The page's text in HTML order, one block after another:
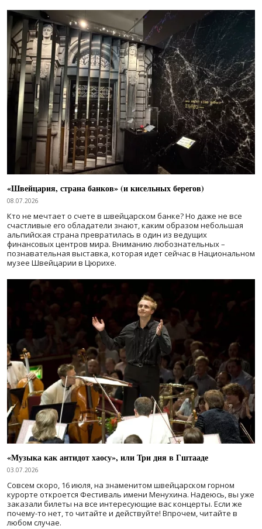
«Швейцария, страна банков» (и кисельных берегов)
08.07.2026
Кто не мечтает о счете в швейцарском банке? Но даже не все
счастливые его обладатели знают, каким образом небольшая
альпийская страна превратилась в один из ведущих
финансовых центров мира. Вниманию любознательных –
познавательная выставка, которая идет сейчас в Национальном
музее Швейцарии в Цюрихе.
«Музыка как антидот хаосу», или Три дня в Гштааде
03.07.2026
Совсем скоро, 16 июля, на знаменитом швейцарском горном
курорте откроется Фестиваль имени Менухина. Надеюсь, вы уже
заказали билеты на все интересующие вас концерты. Если же
почему-то нет, то читайте и действуйте! Впрочем, читайте в
любом случае.